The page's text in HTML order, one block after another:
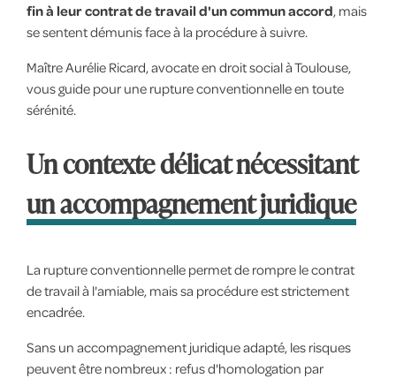
fin à leur contrat de travail d'un commun accord, mais
se sentent démunis face à la procédure à suivre.
Maître Aurélie Ricard, avocate en droit social à Toulouse,
vous guide pour une rupture conventionnelle en toute
sérénité.
Un contexte délicat nécessitant
un accompagnement juridique
La rupture conventionnelle permet de rompre le contrat
de travail à l'amiable, mais sa procédure est strictement
encadrée.
Sans un accompagnement juridique adapté, les risques
peuvent être nombreux : refus d'homologation par